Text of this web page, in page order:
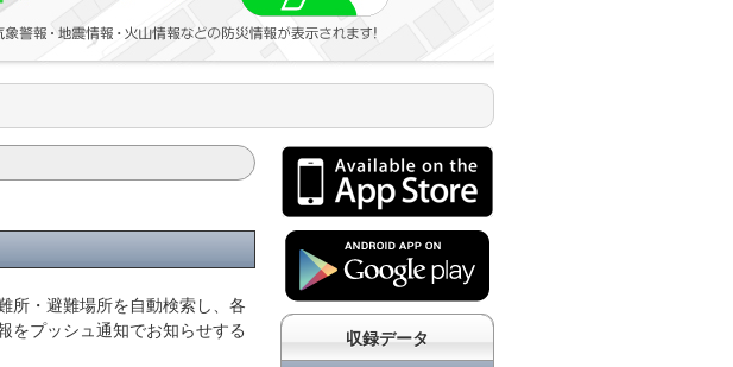
所・避難場所を自動検索し、各
をプッシュ通知でお知らせする
収録データ